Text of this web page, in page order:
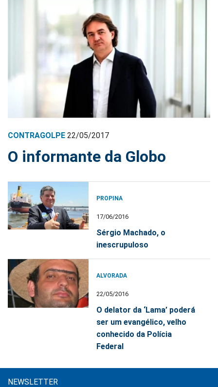
CONTRAGOLPE 22/05/2017
O informante da Globo
PROPINA
17/06/2016
Sérgio Machado, o
inescrupuloso
ALVORADA
22/05/2016
O delator da ‘Lama’ poderá
ser um evangélico, velho
conhecido da Polícia
Federal
NEWSLETTER